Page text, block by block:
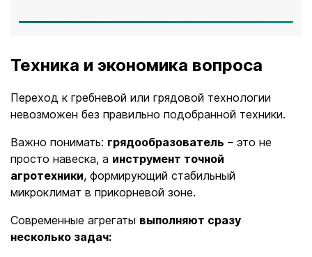
Техника и экономика вопроса
Переход к гребневой или грядовой технологии
невозможен без правильно подобранной техники.
Важно понимать: грядообразователь – это не
просто навеска, а инструмент точной
агротехники, формирующий стабильный
микроклимат в прикорневой зоне.
Современные агрегаты выполняют сразу
несколько задач: